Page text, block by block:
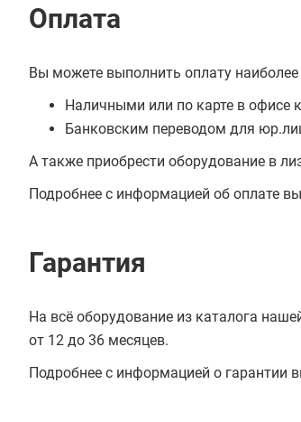
Оплата
Вы можете выполнить оплату
Наличными или по карте в офисе
Банковским переводом для
А также приобрести оборудование в
Подробнее с информацией об оплате
Гарантия
На всё оборудование из каталога
от 12 до 36 месяцев.
Подробнее с информацией о гарантии